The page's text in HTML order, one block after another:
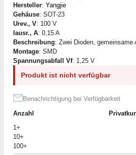
Hersteller: Yangjie
Gehäuse: SOT-23
Urev., V: 100 V
Iausr., A: 0,15 A
Beschreibung: Zwei Dioden, gemeinsame
Montage: SMD
Spannungsabfall Vf: 1,25 V
Produkt ist nicht verfügbar
Benachrichtigung bei Verfügbarkeit
Anzahl
1+
10+
100+